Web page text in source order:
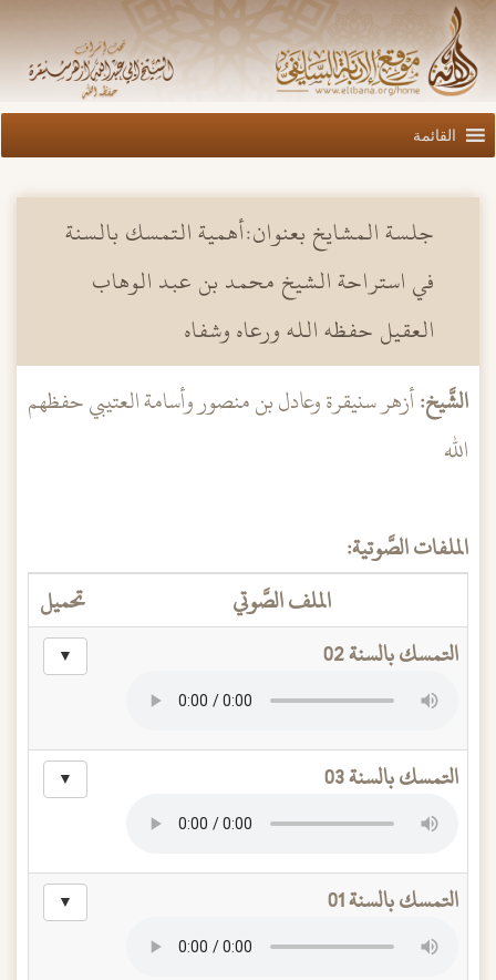
القائمة
جلسة المشايخ بعنوان:أهمية التمسك بالسنة
في استراحة الشيخ محمد بن عبد الوهاب
العقيل حفظه الله ورعاه وشفاه
الشَّيخ:أزهر سنيقرة وعادل بن منصور وأسامة العتيبي حفظهم
الله
الملفات الصَّوتية:
الملف الصَّوتي
تحميل
التمسك بالسنة 02
▼
التمسك بالسنة 03 ▼
التمسك بالسنة 01 ▼